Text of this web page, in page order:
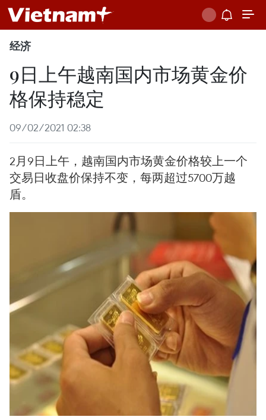
经济
9日上午越南国内市场黄金价
格保持稳定
09/02/2021 02:38
2月9日上午，越南国内市场黄金价格较上一个
交易日收盘价保持不变，每两超过5700万越
盾。